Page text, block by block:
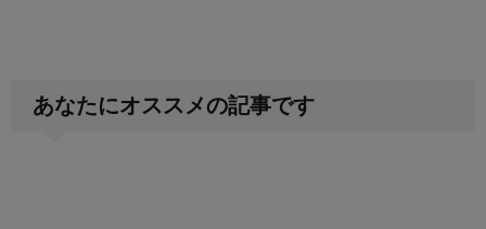
あなたにオススメの記事です